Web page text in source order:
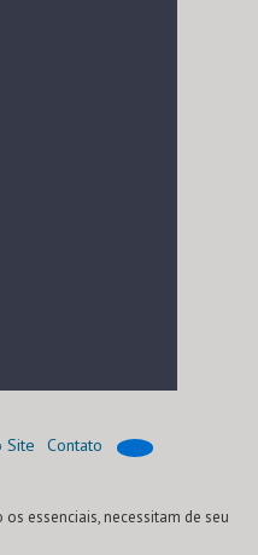
Site
Contato
essenciais, necessitam de seu